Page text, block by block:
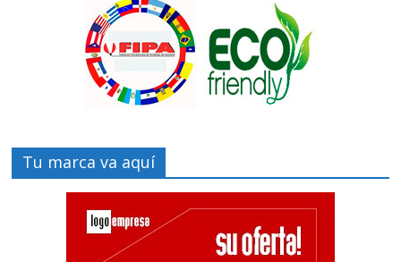
Tu marca va aquí